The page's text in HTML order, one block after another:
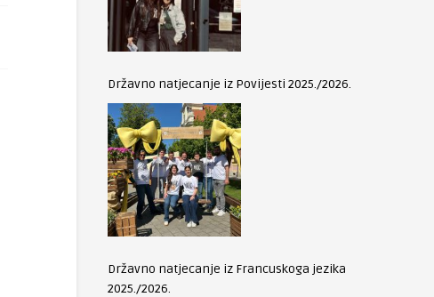
Državno natjecanje iz Povijesti 2025./2026.
Državno natjecanje iz Francuskoga jezika
2025./2026.